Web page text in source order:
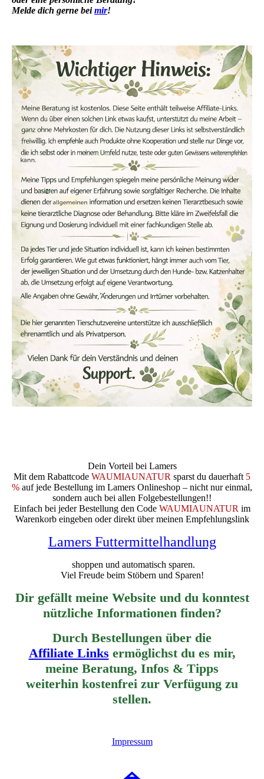
Melde dich gerne beimir!
Dein Vorteil bei Lamers
Mit dem Rabattcode WAUMIAUNATUR sparst du dauerhaft 5
% auf jede Bestellung im Lamers Onlineshop – nicht nur einmal,
sondern auch bei allen Folgebestellungen!!
Einfach bei jeder Bestellung den Code WAUMIAUNATUR im
Warenkorb eingeben oder direkt über meinen Empfehlungslink
Lamers Futtermittelhandlung
shoppen und automatisch sparen.
Viel Freude beim Stöbern und Sparen!
Dir gefällt meine Website und du konntest
nützliche Informationen finden?
Durch Bestellungen über die
Affiliate Links ermöglichst du es mir,
meine Beratung, Infos & Tipps
weiterhin kostenfrei zur Verfügung zu
stellen.
Impressum